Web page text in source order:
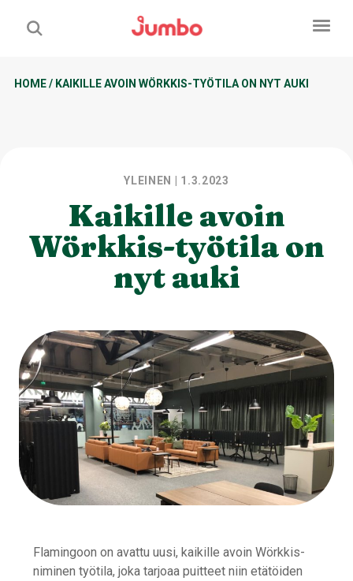
HOME/ KAIKILLE AVOIN WÖRKKIS-TYÖTILA ON NYT AUKI
YLEINEN | 1.3.2023
Kaikille avoin
Wörkkis-työtila on
nyt auki
Flamingoon on avattu uusi, kaikille avoin Wörkkis-
niminen työtila, joka tarjoaa puitteet niin etätöiden